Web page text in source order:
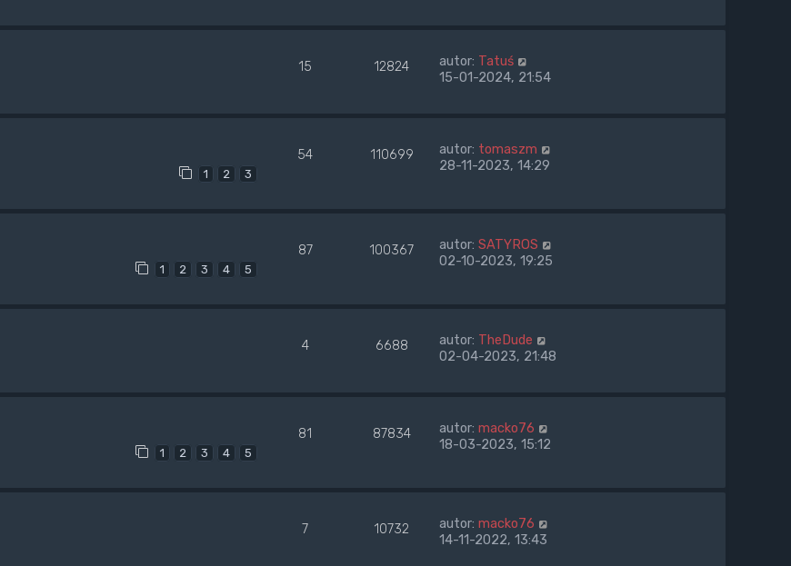
15 12824 autor: Tatuś
15-01-2024, 21:54
1 2 3
54 110699 autor: tomaszm
28-11-2023, 14:29
1 2 3 4 5
87 100367 autor: SATYROS
02-10-2023, 19:25
4 6688 autor: TheDude
02-04-2023, 21:48
1 2 3 4 5
81 87834 autor: macko76
18-03-2023, 15:12
7 10732 autor: macko76
14-11-2022, 13:43